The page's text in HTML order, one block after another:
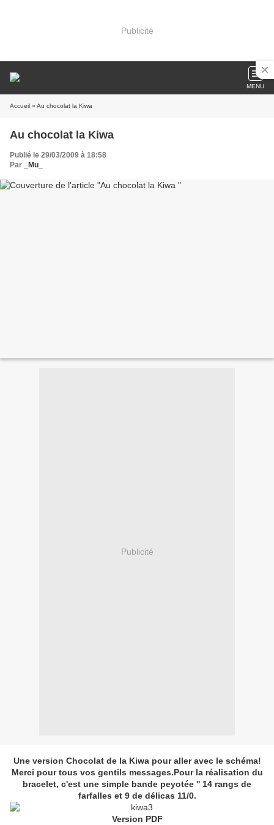
Publicité
MENU
Accueil » Au chocolat la Kiwa
Au chocolat la Kiwa
Publié le 29/03/2009 à 18:58
Par
_Mu_
Publicité
Une version Chocolat de la Kiwa pour aller avec le schéma!
Merci pour tous vos gentils messages.Pour la réalisation du
bracelet, c'est une simple bande peyotée '' 14 rangs de
farfalles et 9 de délicas 11/0.
Version PDF